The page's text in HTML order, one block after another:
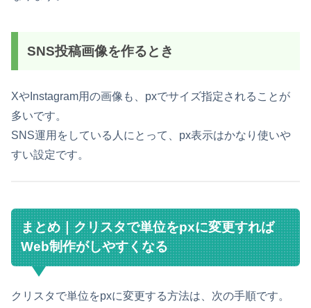
SNS投稿画像を作るとき
XやInstagram用の画像も、pxでサイズ指定されることが
多いです。
SNS運用をしている人にとって、px表示はかなり使いや
すい設定です。
まとめ｜クリスタで単位をpxに変更すれば
Web制作がしやすくなる
クリスタで単位をpxに変更する方法は、次の手順です。